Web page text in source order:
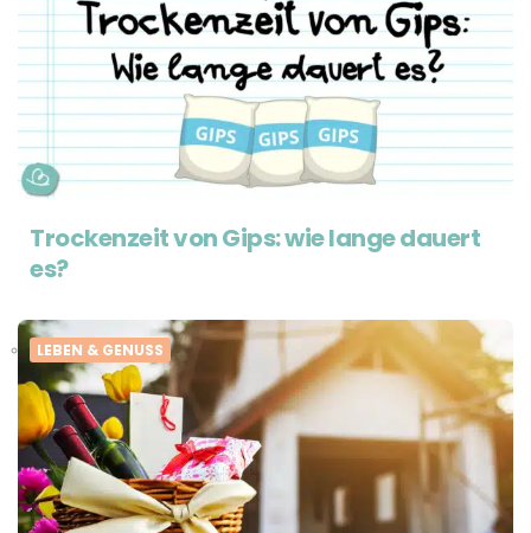
Trockenzeit von Gips: wie lange dauert
es?
LEBEN & GENUSS